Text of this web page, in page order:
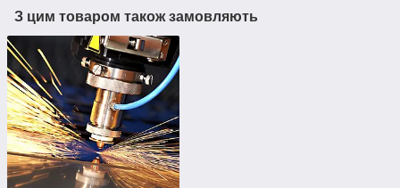
З цим товаром також замовляють